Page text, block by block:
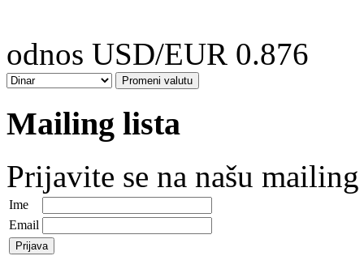
odnos USD/EUR 0.876
Mailing lista
Prijavite se na našu
Ime
Email